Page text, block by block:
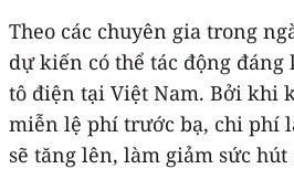
Theo các chuyên gia trong
dự kiến có thể tác động
tô điện tại Việt Nam. Bởi khi
miễn lệ phí trước bạ, chi phí
sẽ tăng lên, làm giảm sức